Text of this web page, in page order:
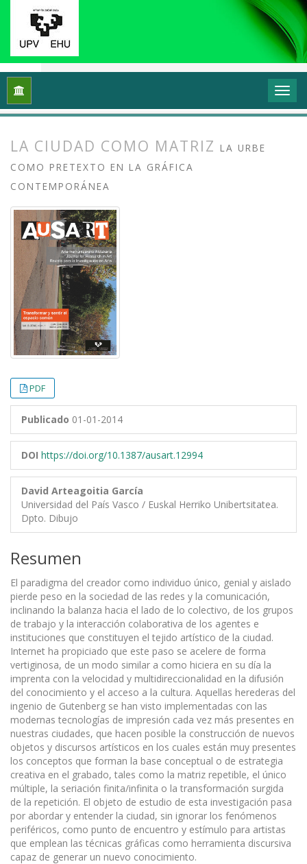
Inicio Vol. 2 Núm. 1 (2014): Transformar y sentir
LA CIUDAD COMO MATRIZ LA URBE
COMO PRETEXTO EN LA GRÁFICA
CONTEMPORÁNEA
PDF
Publicado 01-01-2014
DOI https://doi.org/10.1387/ausart.12994
David Arteagoitia García
Universidad del País Vasco / Euskal Herriko Unibertsitatea.
Dpto. Dibujo
Resumen
El paradigma del creador como individuo único, genial y aislado
pierde peso en la sociedad de las redes y la comunicación,
inclinando la balanza hacia el lado de lo colectivo, de los grupos
de trabajo y la interacción colaborativa de los agentes e
instituciones que constituyen el tejido artístico de la ciudad.
Internet ha propiciado que este paso se acelere de forma
vertiginosa, de un modo similar a como hiciera en su día la
imprenta con la velocidad y multidireccionalidad en la difusión
del conocimiento y el acceso a la cultura. Aquellas herederas del
ingenio de Gutenberg se han visto implementadas con las
modernas tec­nologías de impresión cada vez más presentes en
nuestras ciudades, que hacen posible la construcción de nuevos
objetos y discursos artísticos en los cuales están muy presentes
los conceptos que forman la base conceptual o de estrategia
creativa en el grabado, tales como la matriz repetible, el único
múltiple, la seriación finita/infinita o la transformación surgida
de la repetición. El objeto de estudio de esta investiga­ción pasa
por abordar y entender la ciudad, sin ignorar los fenómenos
periféricos, como punto de encuentro y estímulo para artistas
que emplean las técnicas gráficas como herramienta discursiva
capaz de generar un nuevo conocimiento.